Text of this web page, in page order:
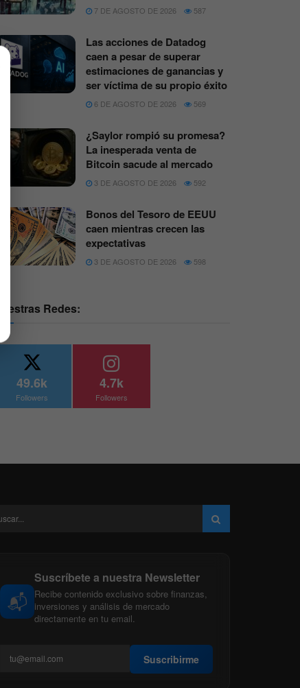
7 DE AGOSTO DE 2026 587
Las acciones de Datadog
caen a pesar de superar
estimaciones de ganancias y
ser víctima de su propio éxito
6 DE AGOSTO DE 2026 569
¿Saylor rompió su promesa?
La inesperada venta de
Bitcoin sacude al mercado
3 DE AGOSTO DE 2026 592
Bonos del Tesoro de EEUU
caen mientras crecen las
expectativas
3 DE AGOSTO DE 2026 598
Nuestras Redes:
49.6k
Followers
4.7k
Followers
📬
Suscríbete a nuestra Newsletter
Recibe contenido exclusivo sobre finanzas,
inversiones y análisis de mercado
directamente en tu email.
Suscribirme